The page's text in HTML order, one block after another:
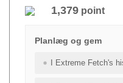
1,379 point
Planlæg og gem
I Extreme Fetch's